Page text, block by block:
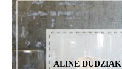
ALINE DUDZIAK